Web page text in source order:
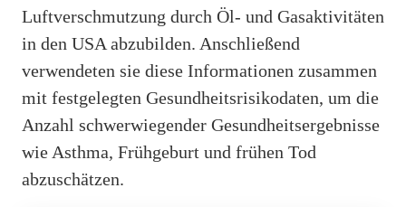
Luftverschmutzung durch Öl- und Gasaktivitäten
in den USA abzubilden. Anschließend
verwendeten sie diese Informationen zusammen
mit festgelegten Gesundheitsrisikodaten, um die
Anzahl schwerwiegender Gesundheitsergebnisse
wie Asthma, Frühgeburt und frühen Tod
abzuschätzen.